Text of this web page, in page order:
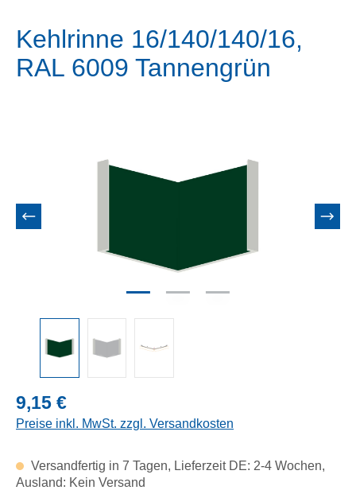
Kehlrinne 16/140/140/16,
RAL 6009 Tannengrün
Regulärer Preis:
9,15 €
Preise inkl. MwSt. zzgl. Versandkosten
Versandfertig in 7 Tagen, Lieferzeit DE: 2-4 Wochen,
Ausland: Kein Versand